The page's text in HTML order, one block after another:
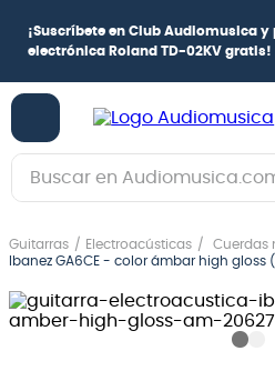
¡Suscríbete en Club Audiomusica y
electrónica Roland TD-02KV gratis!
Buscar en Audiomusica.com
Guitarras Electroacústicas Cuerdas
Ibanez GA6CE - color ámbar high gloss
1.
guitarra electrica
2.
bajo
guitarra electroacústica